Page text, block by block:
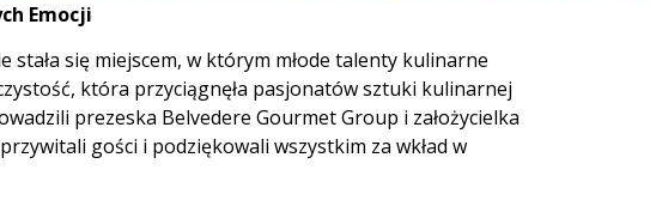
Emocji
stała się miejscem, w którym młode talenty kulinarne
która przyciągnęła pasjonatów sztuki kulinarnej
prezeska Belvedere Gourmet Group i założycielka
gości i podziękowali wszystkim za wkład w